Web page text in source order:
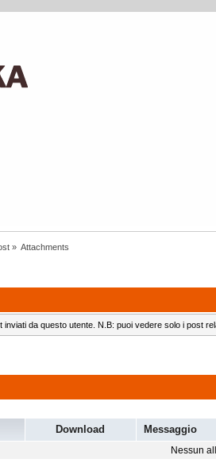
» Attachments
da questo utente. N.B: puoi vedere solo i post
Download Messaggio
Nessun